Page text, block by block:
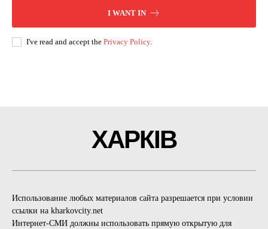
I WANT IN
I've read and accept the Privacy Policy.
ХАРКІВ
Использование любых материалов сайта разрешается при условии
ссылки на kharkovcity.net
Интернет-СМИ должны использовать прямую открытую для